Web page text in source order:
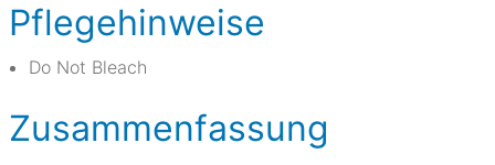
Pflegehinweise
Do Not Bleach
Zusammenfassung